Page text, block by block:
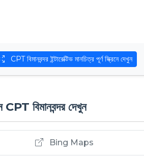
CPT বিমানবন্দর ইন্টারেক্টিভ মানচিত্র পূর্ণ স্ক্রিনে দেখুন
বিমানবন্দর দেখুন
Bing Maps